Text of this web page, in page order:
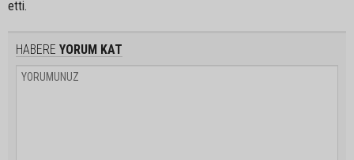
etti.
HABERE YORUM KAT